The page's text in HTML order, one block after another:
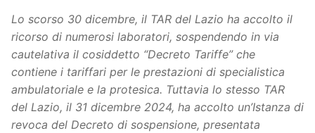
Lo scorso 30 dicembre, il TAR del Lazio ha accolto il
ricorso di numerosi laboratori, sospendendo in via
cautelativa il cosiddetto “Decreto Tariffe” che
contiene i tariffari per le prestazioni di specialistica
ambulatoriale e la protesica. Tuttavia lo stesso TAR
del Lazio, il 31 dicembre 2024, ha accolto un’Istanza di
revoca del Decreto di sospensione, presentata